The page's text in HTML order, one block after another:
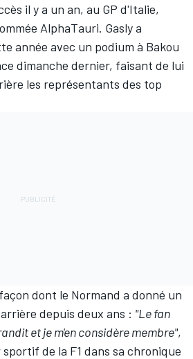
il y a un an, au GP d'Italie,
AlphaTauri. Gasly a
année avec un podium à Bakou
dimanche dernier, faisant de lui
les représentants des top
dont le Normand a donné un
depuis deux ans : "Le fan
et je m'en considère membre",
de la F1 dans sa chronique